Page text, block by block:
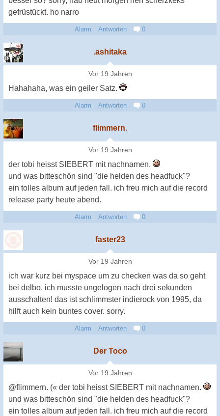
gefrüstückt. ho narro
Alarm Antworten 0
.ashitaka
Vor 19 Jahren
Hahahaha, was ein geiler Satz.
Alarm Antworten 0
flimmern.
Vor 19 Jahren
der tobi heisst SIEBERT mit nachnamen.
und was bitteschön sind "die helden des headfuck"?
ein tolles album auf jeden fall. ich freu mich auf die record
release party heute abend.
Alarm Antworten 0
faster23
Vor 19 Jahren
ich war kurz bei myspace um zu checken was da so geht
bei delbo. ich musste ungelogen nach drei sekunden
ausschalten! das ist schlimmster indierock von 1995, da
hilft auch kein buntes cover. sorry.
Alarm Antworten 0
Der Toco
Vor 19 Jahren
@flimmern. (« der tobi heisst SIEBERT mit nachnamen.
und was bitteschön sind "die helden des headfuck"?
ein tolles album auf jeden fall. ich freu mich auf die record